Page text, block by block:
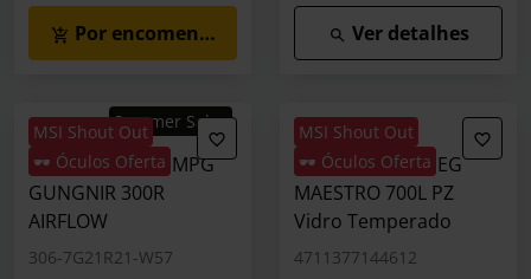
Por encomenda Ver detalhes
MSI Shout Out
🕶️ Óculos Oferta
Summer Sales
Caixa E-ATX MSI MPG
GUNGNIR 300R
AIRFLOW
306-7G21R21-W57
MSI Shout Out
🕶️ Óculos Oferta
Caixa ATX MSI MEG
MAESTRO 700L PZ
Vidro Temperado
4711377144612